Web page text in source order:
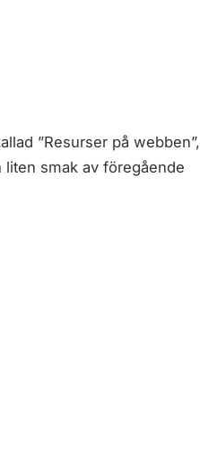
”Resurser på webben”,
smak av föregående